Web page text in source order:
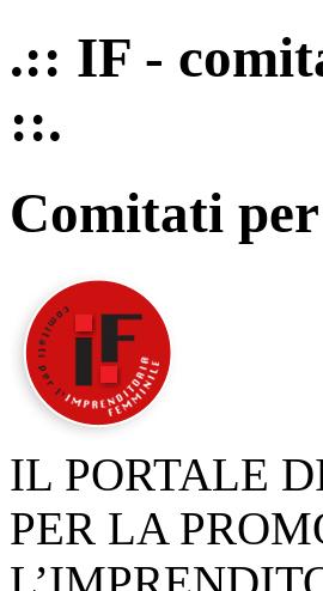
.:: IF -
::.
Comitati
IL PORTALE
PER LA